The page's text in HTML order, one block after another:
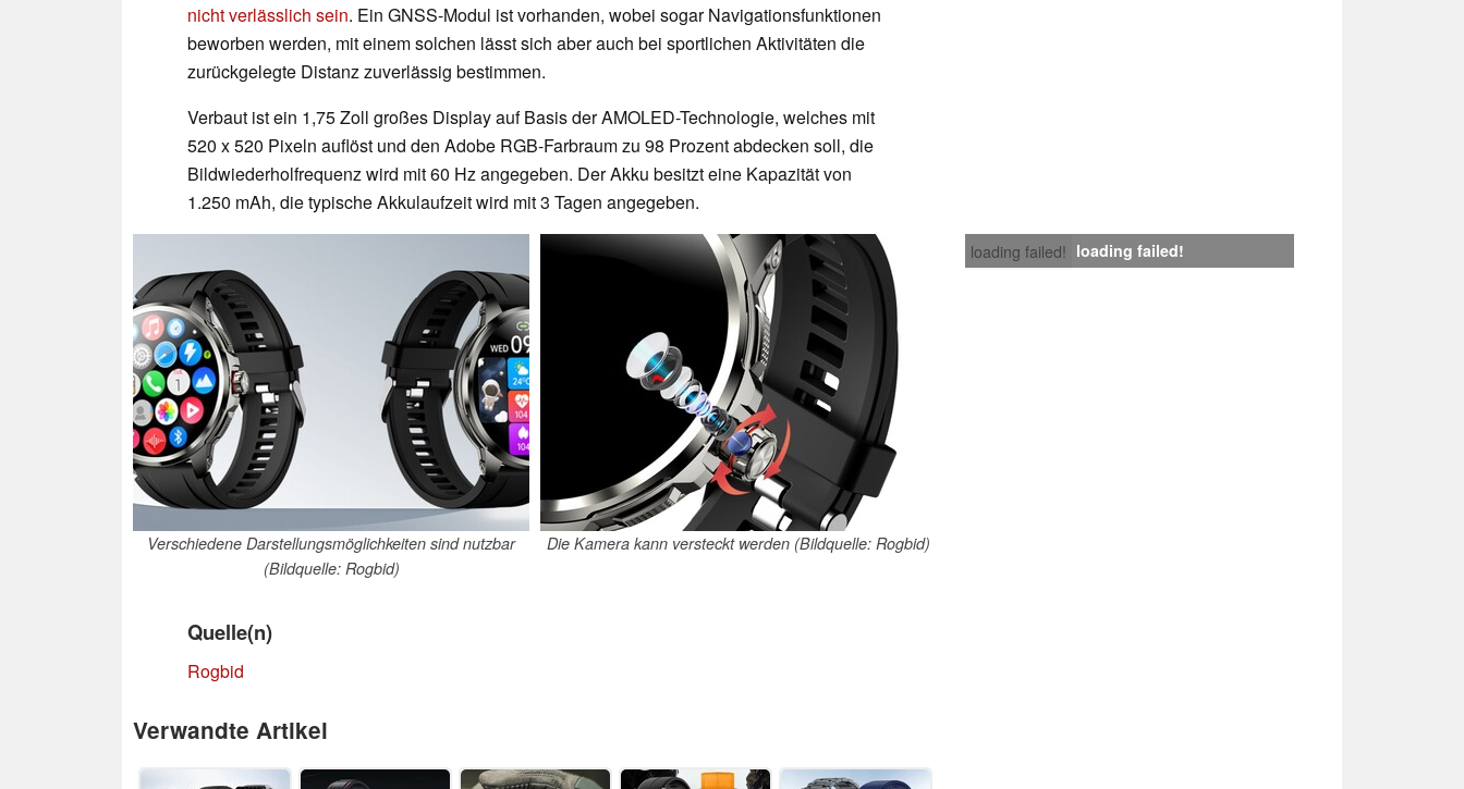
nicht verlässlich sein. Ein GNSS-Modul ist vorhanden, wobei sogar Navigationsfunktionen
beworben werden, mit einem solchen lässt sich aber auch bei sportlichen Aktivitäten die
zurückgelegte Distanz zuverlässig bestimmen.
Verbaut ist ein 1,75 Zoll großes Display auf Basis der AMOLED-Technologie, welches mit
520 x 520 Pixeln auflöst und den Adobe RGB-Farbraum zu 98 Prozent abdecken soll, die
Bildwiederholfrequenz wird mit 60 Hz angegeben. Der Akku besitzt eine Kapazität von
1.250 mAh, die typische Akkulaufzeit wird mit 3 Tagen angegeben.
loading failed! loading failed!
Verschiedene Darstellungsmöglichkeiten sind nutzbar
(Bildquelle: Rogbid)
Die Kamera kann versteckt werden (Bildquelle: Rogbid)
Quelle(n)
Rogbid
Verwandte Artikel